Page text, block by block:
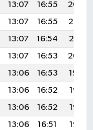
13:07 16:55
20:04
13:07 16:55
20:02
13:07 16:54
20:01
13:07 16:53
20:00
13:06 16:53
19:59
13:06 16:52
19:57
13:06 16:52
19:56
13:06 16:51
19:55